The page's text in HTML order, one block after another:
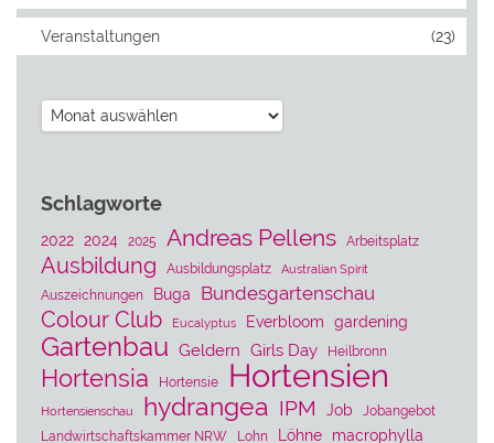
Veranstaltungen (23)
Archiv
Schlagworte
2022 2024 2025 Andreas Pellens Arbeitsplatz
Ausbildung Ausbildungsplatz Australian Spirit
Auszeichnungen Buga Bundesgartenschau
Colour Club Eucalyptus Everbloom gardening
Gartenbau Geldern Girls Day Heilbronn
Hortensia Hortensie Hortensien
Hortensienschau hydrangea IPM Job
Jobangebot
Landwirtschaftskammer NRW
Lohn Löhne macrophylla